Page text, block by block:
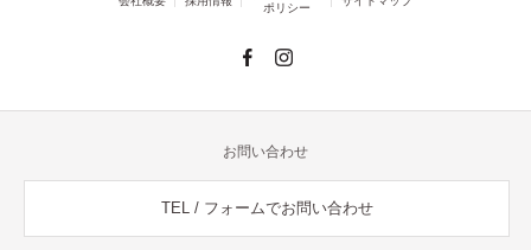
ポリシー
お問い合わせ
TEL / フォームでお問い合わせ